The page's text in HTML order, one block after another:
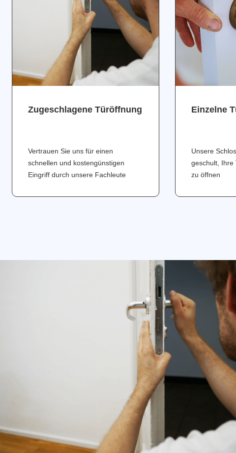
Zugeschlagene Türöffnung
Vertrauen Sie uns für einen
schnellen und kostengünstigen
Eingriff durch unsere Fachleute
Einzelne
Unsere
geschult, Ihre
zu öffnen